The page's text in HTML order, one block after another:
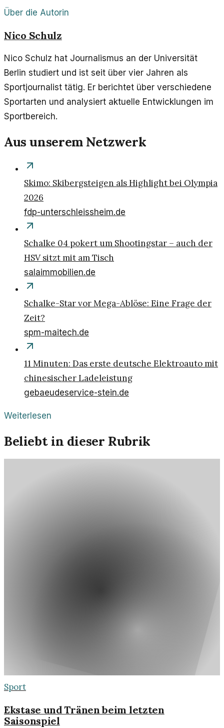
Über die Autorin
Nico Schulz
Nico Schulz hat Journalismus an der Universität
Berlin studiert und ist seit über vier Jahren als
Sportjournalist tätig. Er berichtet über verschiedene
Sportarten und analysiert aktuelle Entwicklungen im
Sportbereich.
Aus unserem Netzwerk
Skimo: Skibergsteigen als Highlight bei Olympia
2026
fdp-unterschleissheim.de
Schalke 04 pokert um Shootingstar – auch der
HSV sitzt mit am Tisch
salaimmobilien.de
Schalke-Star vor Mega-Ablöse: Eine Frage der
Zeit?
spm-maitech.de
11 Minuten: Das erste deutsche Elektroauto mit
chinesischer Ladeleistung
gebaeudeservice-stein.de
Weiterlesen
Beliebt in dieser Rubrik
Sport
Ekstase und Tränen beim letzten
Saisonspiel